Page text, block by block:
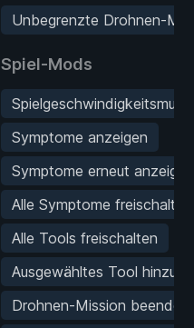
Unbegrenzte Drohnen-
Spiel-Mods
Symptome anzeigen
Symptome erneut anzeigen
Alle Symptome freischalten
Alle Tools freischalten
Ausgewähltes Tool
Drohnen-Mission beenden